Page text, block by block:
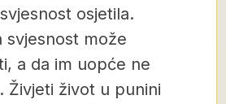
osjetila.
svjesnost može
a da im uopće ne
Živjeti život u punini